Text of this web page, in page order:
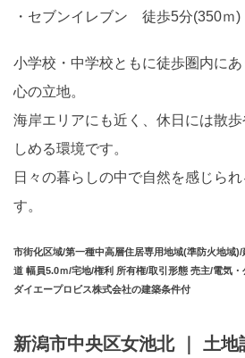
セブンイレブン 徒歩5分(350ｍ)
小学校・中学校ともに徒歩圏内に
心の立地。
海岸エリアにも近く、休日には散
しめる環境です。
日々の暮らしの中で自然を感じら
す。
市街化区域/第一種中高層住居専用地域(準防火地域
道 幅員5.0ｍ/宅地/権利 所有権/取引形態 売主/電気
ダイエープロビス株式会社の建築条件付
新潟市中央区女池北 ｜ 土地